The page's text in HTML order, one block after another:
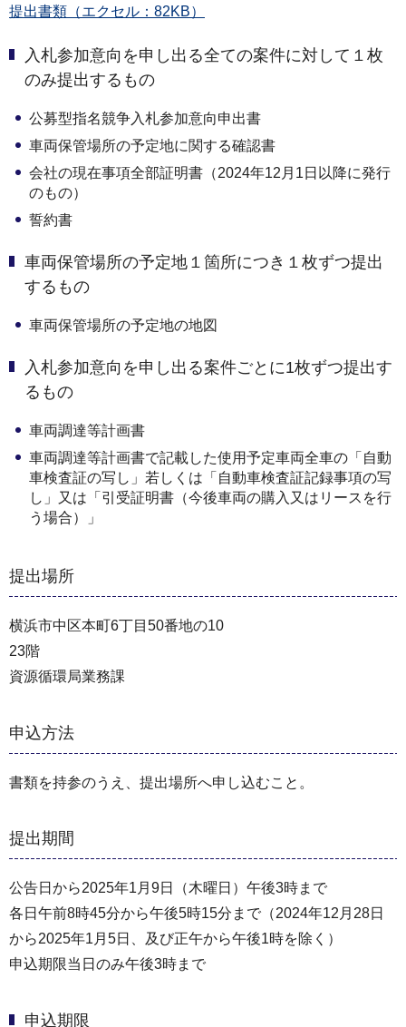
提出書類（エクセル：82KB）
入札参加意向を申し出る全ての案件に対して１枚
のみ提出するもの
公募型指名競争入札参加意向申出書
車両保管場所の予定地に関する確認書
会社の現在事項全部証明書（2024年12月1日以降に発行
のもの）
誓約書
車両保管場所の予定地１箇所につき１枚ずつ提出
するもの
車両保管場所の予定地の地図
入札参加意向を申し出る案件ごとに1枚ずつ提出す
るもの
車両調達等計画書
車両調達等計画書で記載した使用予定車両全車の「自動
車検査証の写し」若しくは「自動車検査証記録事項の写
し」又は「引受証明書（今後車両の購入又はリースを行
う場合）」
提出場所
横浜市中区本町6丁目50番地の10
23階
資源循環局業務課
申込方法
書類を持参のうえ、提出場所へ申し込むこと。
提出期間
公告日から2025年1月9日（木曜日）午後3時まで
各日午前8時45分から午後5時15分まで（2024年12⽉28⽇
から2025年1⽉5⽇、及び正午から午後1時を除く）
申込期限当日のみ午後3時まで
申込期限